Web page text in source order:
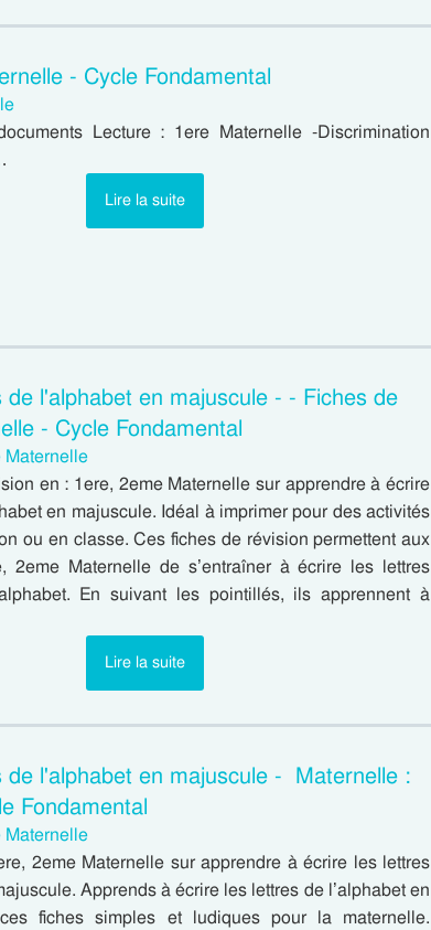
- Cycle Fondamental
Lecture : 1ere Maternelle -Discrimination
Lire la suite
l'alphabet en majuscule - - Fiches de
- Cycle Fondamental
Maternelle
en : 1ere, 2eme Maternelle sur apprendre à écrire
en majuscule. Idéal à imprimer pour des activités
ou en classe. Ces fiches de révision permettent aux
2eme Maternelle de s’entraîner à écrire les lettres
En suivant les pointillés, ils apprennent à
Lire la suite
l'alphabet en majuscule - Maternelle :
Fondamental
Maternelle
2eme Maternelle sur apprendre à écrire les lettres
Apprends à écrire les lettres de l’alphabet en
fiches simples et ludiques pour la maternelle.